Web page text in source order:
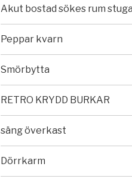
Akut bostad sökes rum
Peppar kvarn
Smörbytta
RETRO KRYDD BURKAR
säng överkast
Dörrkarm